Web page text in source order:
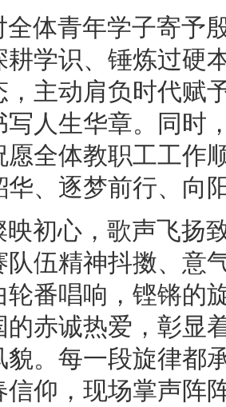
体青年学子寄予
学识、锤炼过硬
，主动肩负时代赋
人生华章。同时
愿全体教职工工作
、逐梦前行、向
初心，歌声飞扬
伍精神抖擞、意
番唱响，铿锵的
赤诚热爱，彰显
。每一段旋律都
仰，现场掌声阵